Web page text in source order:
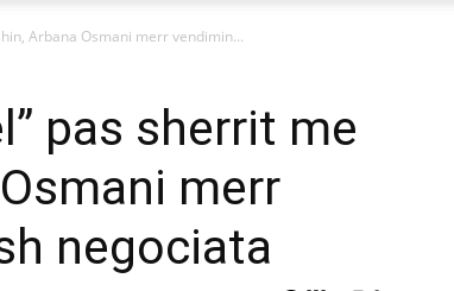
Arbana Osmani merr vendimin...
pas sherrit me
merr
negociata